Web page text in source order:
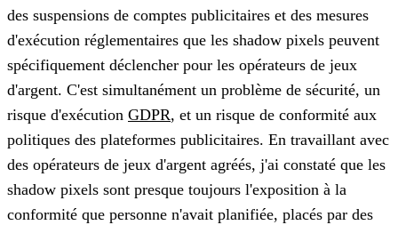
des suspensions de comptes publicitaires et des mesures
d'exécution réglementaires que les shadow pixels peuvent
spécifiquement déclencher pour les opérateurs de jeux
d'argent. C'est simultanément un problème de sécurité, un
risque d'exécution GDPR, et un risque de conformité aux
politiques des plateformes publicitaires. En travaillant avec
des opérateurs de jeux d'argent agréés, j'ai constaté que les
shadow pixels sont presque toujours l'exposition à la
conformité que personne n'avait planifiée, placés par des